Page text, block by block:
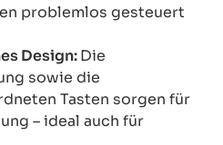
problemlos gesteuert
Design:Die
sowie die
Tasten sorgen für
– ideal auch für